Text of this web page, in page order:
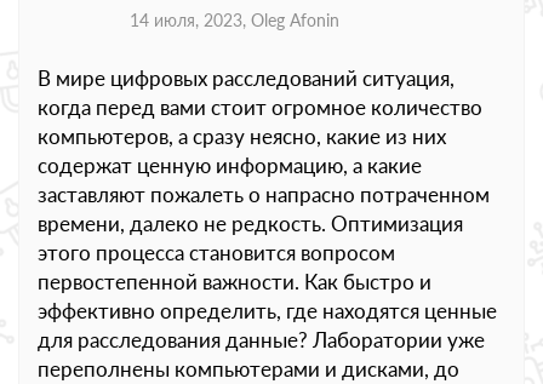
14 июля, 2023, Oleg Afonin
В мире цифровых расследований ситуация,
когда перед вами стоит огромное количество
компьютеров, а сразу неясно, какие из них
содержат ценную информацию, а какие
заставляют пожалеть о напрасно потраченном
времени, далеко не редкость. Оптимизация
этого процесса становится вопросом
первостепенной важности. Как быстро и
эффективно определить, где находятся ценные
для расследования данные? Лаборатории уже
переполнены компьютерами и дисками, до